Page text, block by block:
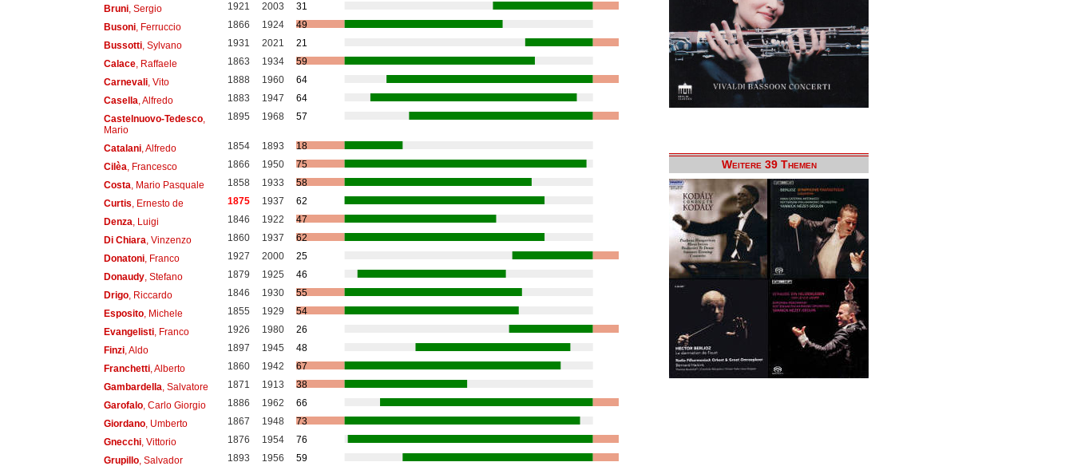
Bruni, Sergio 1921 2003
31
Busoni, Ferruccio 1866 1924
49
Bussotti, Sylvano 1931 2021
21
Calace, Raffaele 1863 1934
59
Carnevali, Vito 1888 1960
64
Casella , Alfredo 1883 1947
64
Castelnuovo-Tedesco,
Mario
1895 1968 57
Catalani, Alfredo 1854 1893
18
Cilèa , Francesco 1866 1950
75
Costa , Mario Pasquale 1858 1933
58
Curtis , Ernesto de 1875 1937
62
Denza , Luigi 1846 1922
47
Di Chiara , Vinzenzo 1860 1937
62
Donatoni, Franco 1927 2000
25
Donaudy, Stefano 1879 1925
46
Drigo, Riccardo 1846 1930
55
Esposito, Michele 1855 1929
54
Evangelisti, Franco 1926 1980
26
Finzi, Aldo 1897 1945
48
Franchetti, Alberto 1860 1942
67
Gambardella , Salvatore 1871 1913
38
Garofalo, Carlo Giorgio 1886 1962
66
Giordano, Umberto 1867 1948
73
Gnecchi, Vittorio 1876 1954
76
Grupillo, Salvador 1893 1956
59
Weitere 39 Themen